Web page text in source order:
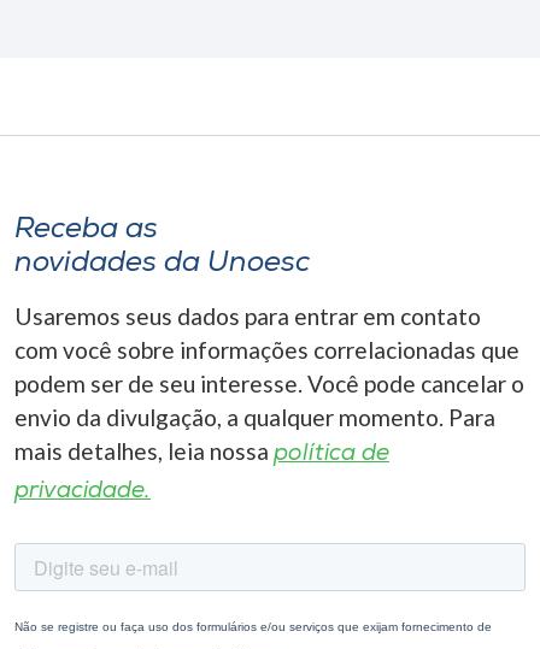
Receba as
novidades da Unoesc
Usaremos seus dados para entrar em contato
com você sobre informações correlacionadas que
podem ser de seu interesse. Você pode cancelar o
envio da divulgação, a qualquer momento. Para
mais detalhes, leia nossa política de
privacidade.